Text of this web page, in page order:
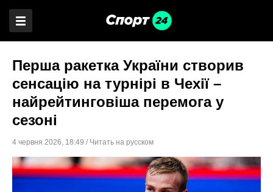
Перша ракетка України створив
сенсацію на турнірі в Чехії –
найрейтинговіша перемога у
сезоні
4 червня 2026, 18:49 / Читать на русском